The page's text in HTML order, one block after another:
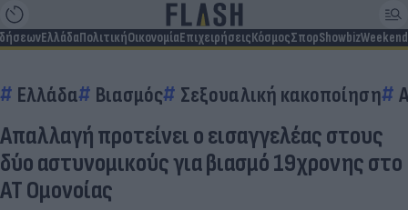
ΕλλάδαΠολιτικήΟικονομίαΕπιχειρήσειςΚόσμοςΣπορShowbizWeekend
Ελλάδα Βιασμός Σεξουαλική κακοποίηση
Απαλλαγή προτείνει ο εισαγγελέας στους
δύο αστυνομικούς για βιασμό 19χρονης στο
ΑΤ Ομονοίας